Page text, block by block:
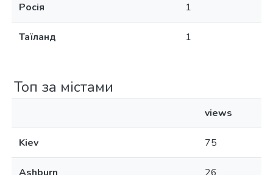
Росія 1
Таїланд 1
Топ за містами
views
Kiev 75